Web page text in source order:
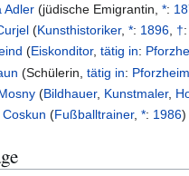
Adler (jüdische Emigrantin ,*:
(Kunsthistoriker,*: 1896 †:
(Eiskonditor,tätig in:
(Schülerin ,tätig in: Pforzheim
(Bildhauer, Kunstmaler,
(Fußballtrainer,*: 1986)